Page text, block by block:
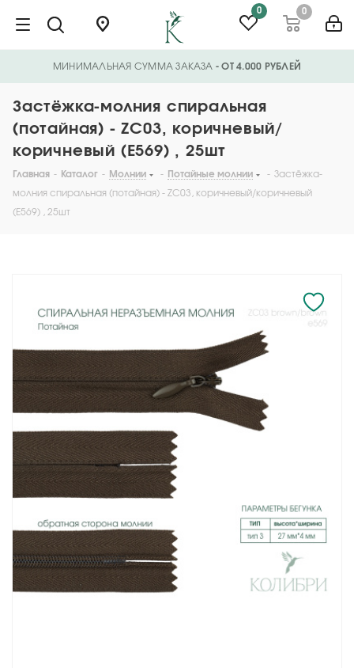
0 0
МИНИМАЛЬНАЯ СУММА ЗАКАЗА - ОТ 4.000 РУБЛЕЙ
Застёжка-молния спиральная
(потайная) - ZC03, коричневый/
коричневый (E569) , 25шт
Главная - Каталог - Молнии - Потайные молнии - Застёжка-
молния спиральная (потайная) - ZC03, коричневый/коричневый
(E569) , 25шт